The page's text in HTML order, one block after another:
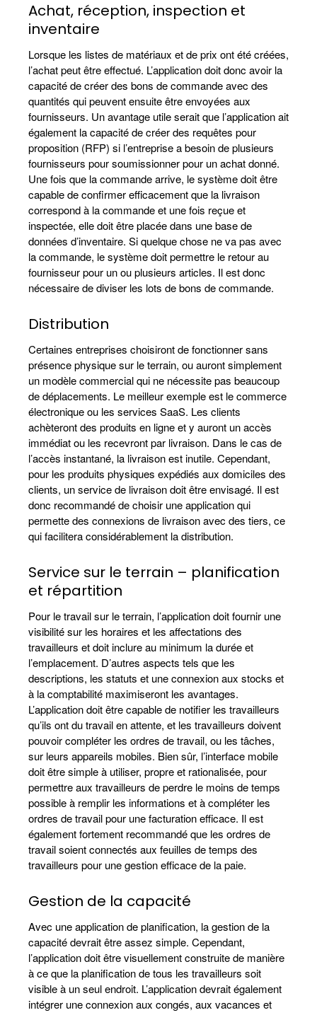
Achat, réception, inspection et
inventaire
Lorsque les listes de matériaux et de prix ont été créées,
l’achat peut être effectué. L’application doit donc avoir la
capacité de créer des bons de commande avec des
quantités qui peuvent ensuite être envoyées aux
fournisseurs. Un avantage utile serait que l’application ait
également la capacité de créer des requêtes pour
proposition (RFP) si l’entreprise a besoin de plusieurs
fournisseurs pour soumissionner pour un achat donné.
Une fois que la commande arrive, le système doit être
capable de confirmer efficacement que la livraison
correspond à la commande et une fois reçue et
inspectée, elle doit être placée dans une base de
données d’inventaire. Si quelque chose ne va pas avec
la commande, le système doit permettre le retour au
fournisseur pour un ou plusieurs articles. Il est donc
nécessaire de diviser les lots de bons de commande.
Distribution
Certaines entreprises choisiront de fonctionner sans
présence physique sur le terrain, ou auront simplement
un modèle commercial qui ne nécessite pas beaucoup
de déplacements. Le meilleur exemple est le commerce
électronique ou les services SaaS. Les clients
achèteront des produits en ligne et y auront un accès
immédiat ou les recevront par livraison. Dans le cas de
l’accès instantané, la livraison est inutile. Cependant,
pour les produits physiques expédiés aux domiciles des
clients, un service de livraison doit être envisagé. Il est
donc recommandé de choisir une application qui
permette des connexions de livraison avec des tiers, ce
qui facilitera considérablement la distribution.
Service sur le terrain – planification
et répartition
Pour le travail sur le terrain, l’application doit fournir une
visibilité sur les horaires et les affectations des
travailleurs et doit inclure au minimum la durée et
l’emplacement. D’autres aspects tels que les
descriptions, les statuts et une connexion aux stocks et
à la comptabilité maximiseront les avantages.
L’application doit être capable de notifier les travailleurs
qu’ils ont du travail en attente, et les travailleurs doivent
pouvoir compléter les ordres de travail, ou les tâches,
sur leurs appareils mobiles. Bien sûr, l’interface mobile
doit être simple à utiliser, propre et rationalisée, pour
permettre aux travailleurs de perdre le moins de temps
possible à remplir les informations et à compléter les
ordres de travail pour une facturation efficace. Il est
également fortement recommandé que les ordres de
travail soient connectés aux feuilles de temps des
travailleurs pour une gestion efficace de la paie.
Gestion de la capacité
Avec une application de planification, la gestion de la
capacité devrait être assez simple. Cependant,
l’application doit être visuellement construite de manière
à ce que la planification de tous les travailleurs soit
visible à un seul endroit. L’application devrait également
intégrer une connexion aux congés, aux vacances et